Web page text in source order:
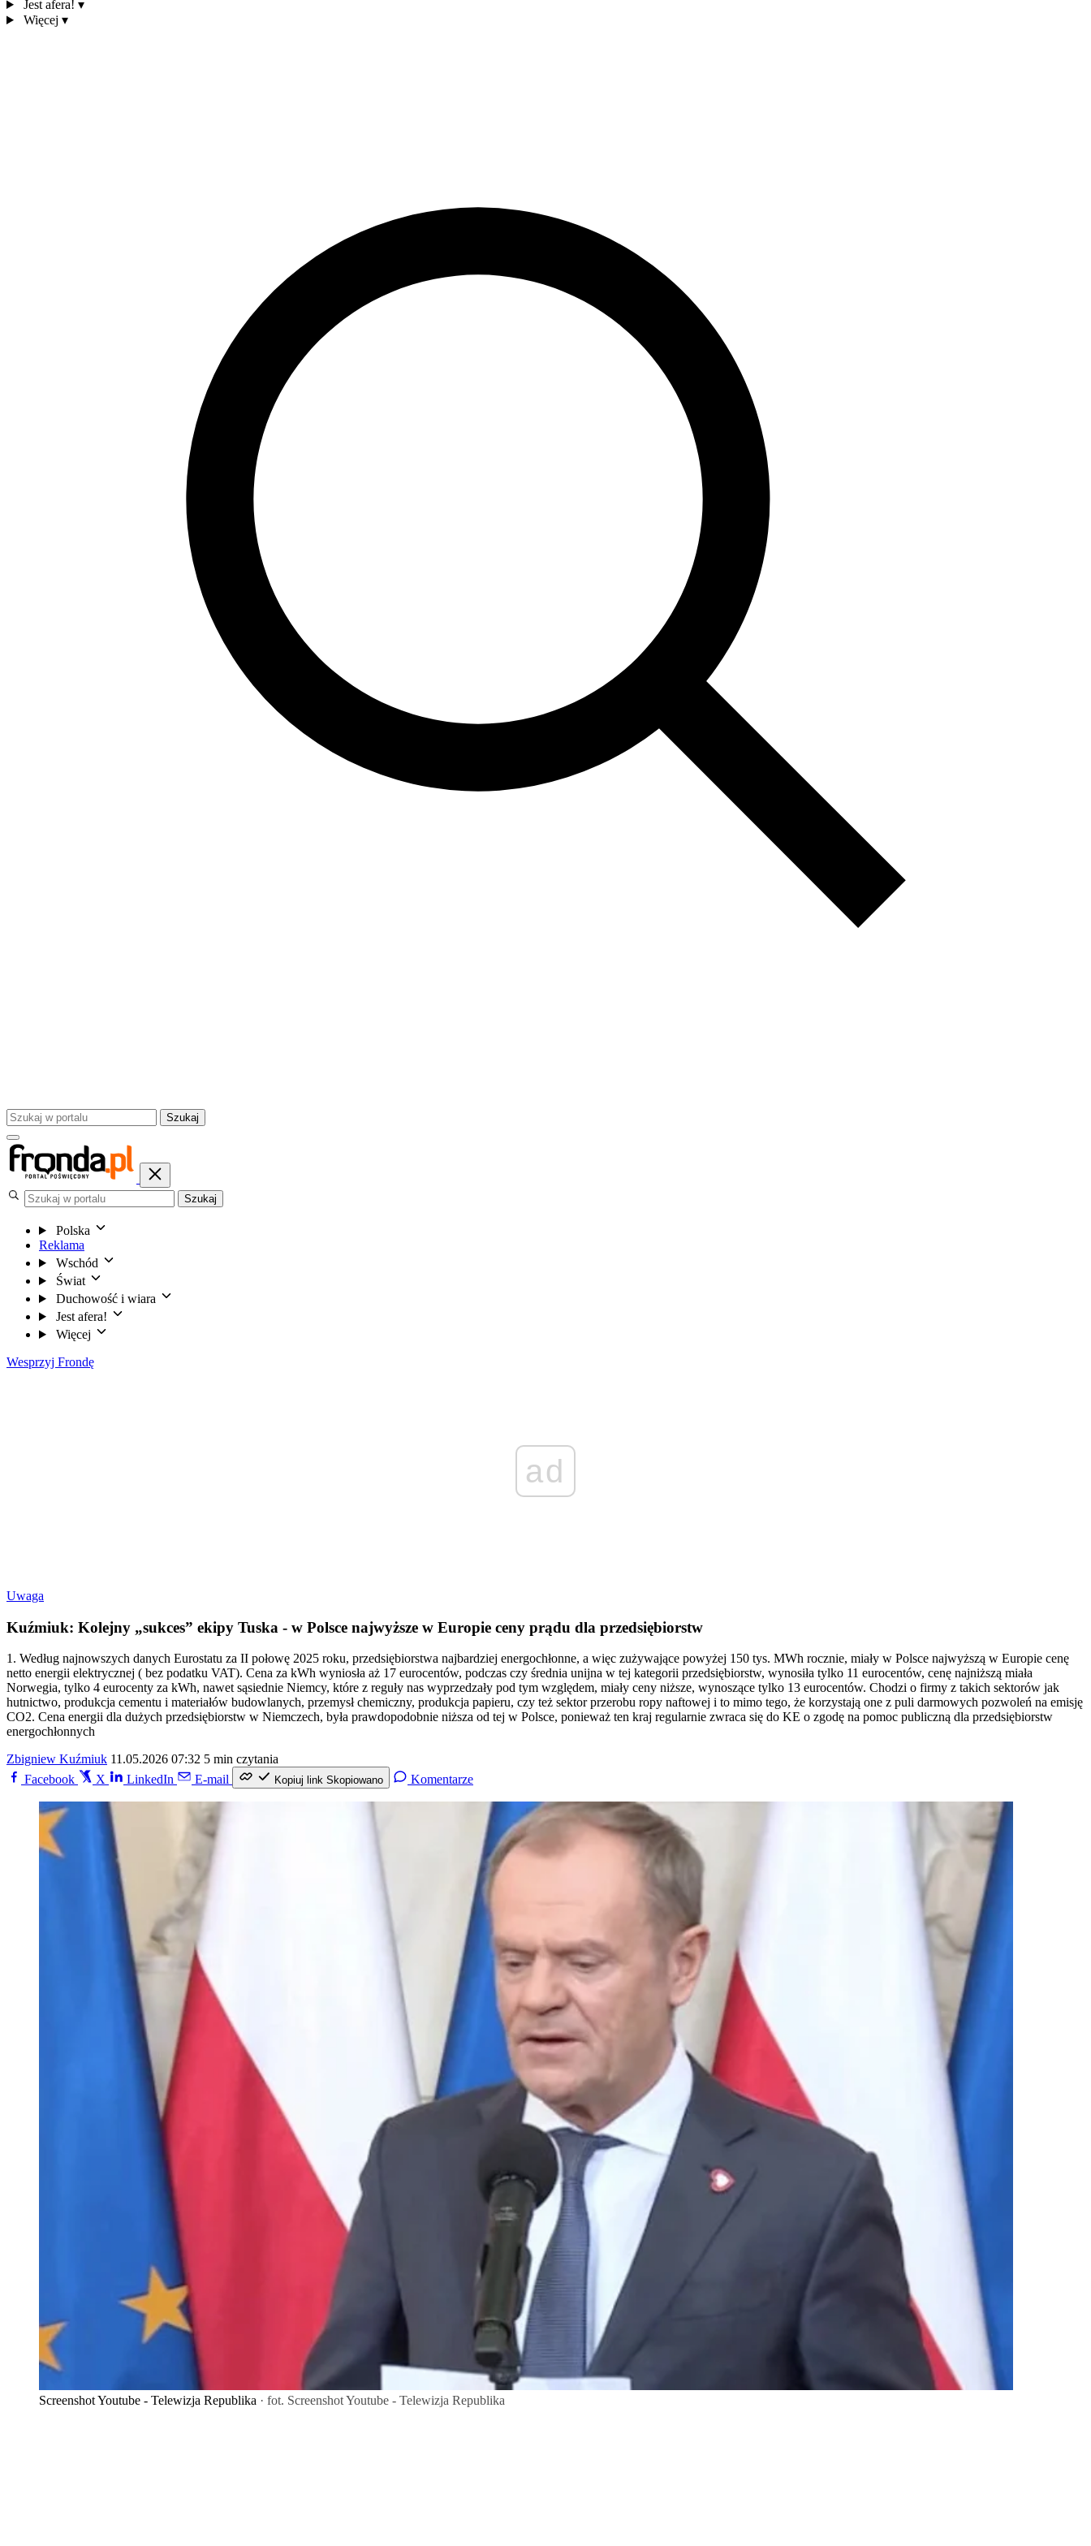
Jest afera! ▾
Więcej ▾
Szukaj
Szukaj
Polska
Reklama
Wschód
Świat
Duchowość i wiara
Jest afera!
Więcej
Wesprzyj Frondę
ad
Uwaga
Kuźmiuk: Kolejny „sukces” ekipy Tuska - w Polsce najwyższe w Europie ceny prądu dla przedsiębiorstw
1. Według najnowszych danych Eurostatu za II połowę 2025 roku, przedsiębiorstwa najbardziej energochłonne, a więc zużywające powyżej 150 tys. MWh rocznie, miały w Polsce najwyższą w Europie cenę
netto energii elektrycznej ( bez podatku VAT). Cena za kWh wyniosła aż 17 eurocentów, podczas czy średnia unijna w tej kategorii przedsiębiorstw, wynosiła tylko 11 eurocentów, cenę najniższą miała
Norwegia, tylko 4 eurocenty za kWh, nawet sąsiednie Niemcy, które z reguły nas wyprzedzały pod tym względem, miały ceny niższe, wynoszące tylko 13 eurocentów. Chodzi o firmy z takich sektorów jak
hutnictwo, produkcja cementu i materiałów budowlanych, przemysł chemiczny, produkcja papieru, czy też sektor przerobu ropy naftowej i to mimo tego, że korzystają one z puli darmowych pozwoleń na emisję
CO2. Cena energii dla dużych przedsiębiorstw w Niemczech, była prawdopodobnie niższa od tej w Polsce, ponieważ ten kraj regularnie zwraca się do KE o zgodę na pomoc publiczną dla przedsiębiorstw
energochłonnych
Zbigniew Kuźmiuk 11.05.2026 07:32 5 min czytania
Facebook
X LinkedIn E-mail Kopiuj link Skopiowano Komentarze
Screenshot Youtube - Telewizja Republika · fot. Screenshot Youtube - Telewizja Republika